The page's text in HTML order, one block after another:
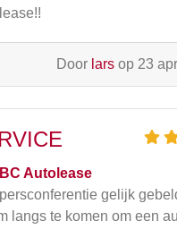
Door lars op 23
Autolease
gelijk
langs te komen om een